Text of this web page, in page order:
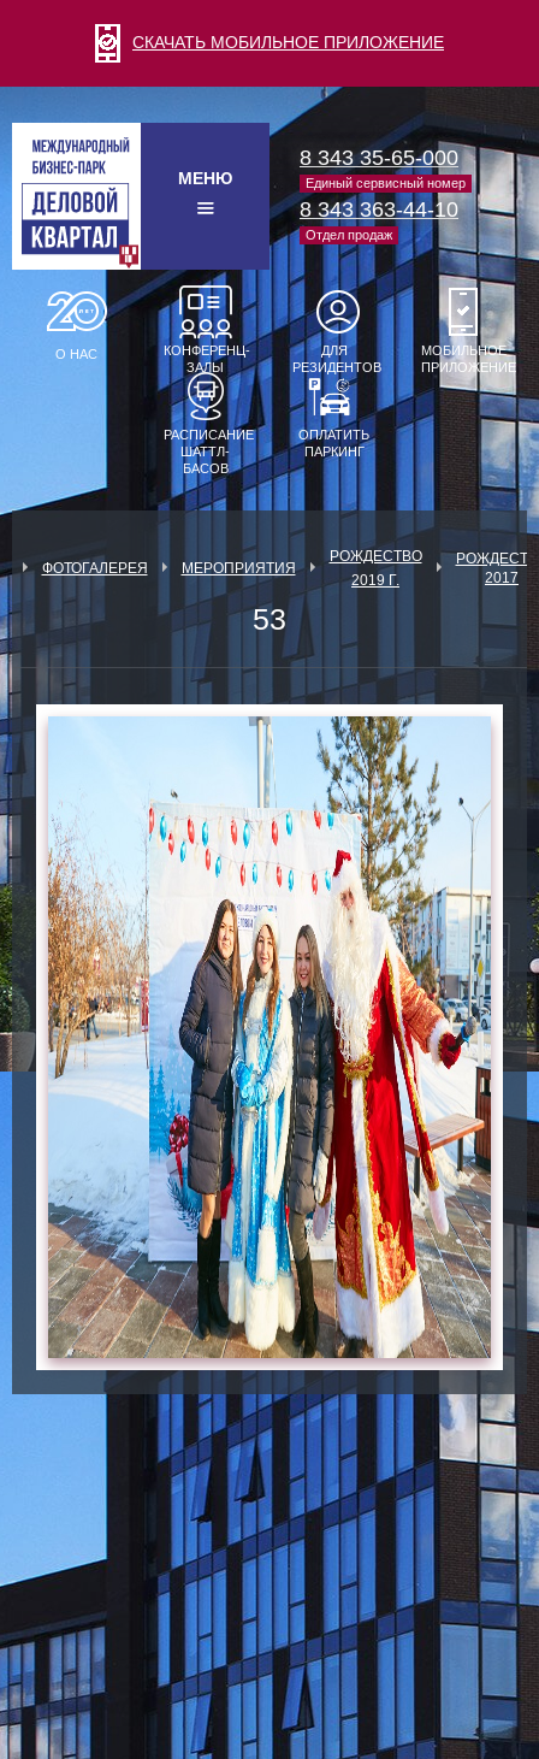
СКАЧАТЬ МОБИЛЬНОЕ ПРИЛОЖЕНИЕ
МЕНЮ
8 343 35-65-000
Единый сервисный номер
8 343 363-44-10
Отдел продаж
О НАС
КОНФЕРЕНЦ-
ЗАЛЫ
ДЛЯ
РЕЗИДЕНТОВ
МОБИЛЬНОЕ
ПРИЛОЖЕНИЕ
РАСПИСАНИЕ
ШАТТЛ-
БАСОВ
ОПЛАТИТЬ
ПАРКИНГ
ФОТОГАЛЕРЕЯ МЕРОПРИЯТИЯ
РОЖДЕСТВО
2019 Г.
2017
53